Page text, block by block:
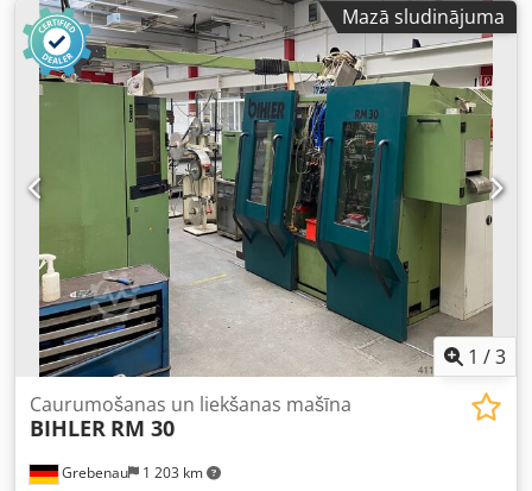
Mazā sludinājuma
1 /3
Grebenau 1 203 km
Caurumošanas un liekšanas mašīna
BIHLER RM 30